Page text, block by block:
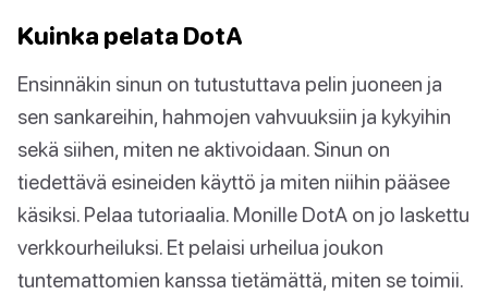
Kuinka pelata DotA
Ensinnäkin sinun on tutustuttava pelin juoneen ja
sen sankareihin, hahmojen vahvuuksiin ja kykyihin
sekä siihen, miten ne aktivoidaan. Sinun on
tiedettävä esineiden käyttö ja miten niihin pääsee
käsiksi. Pelaa tutoriaalia. Monille DotA on jo laskettu
verkkourheiluksi. Et pelaisi urheilua joukon
tuntemattomien kanssa tietämättä, miten se toimii.